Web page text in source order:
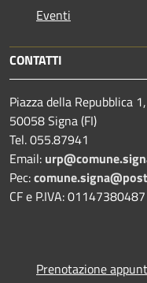
Eventi
CONTATTI
Piazza della Repubblica 1,
50058 Signa (FI)
Tel. 055.87941
Email:
Pec:
CF e P.IVA: 01147380487
Prenotazione